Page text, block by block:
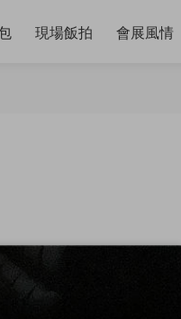
現場飯拍 會展風情